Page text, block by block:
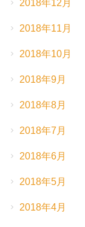
2018年12月
2018年11月
2018年10月
2018年9月
2018年8月
2018年7月
2018年6月
2018年5月
2018年4月